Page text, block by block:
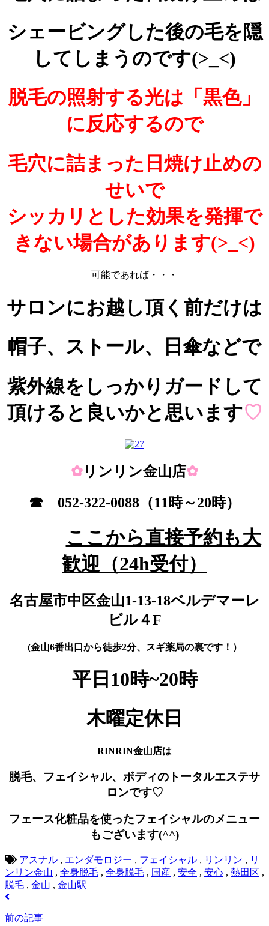
シェービングした後の毛を隠
してしまうのです(>_<)
脱毛の照射する光は「黒色」
に反応するので
毛穴に詰まった日焼け止めの
せいで
シッカリとした効果を発揮で
きない場合があります(>_<)
可能であれば・・・
サロンにお越し頂く前だけは
帽子、ストール、日傘などで
紫外線をしっかりガードして
頂けると良いかと思います♡
✿リンリン金山店✿
☎ 052-322-0088 （11時～20時）
ここから直接予約も大
歓迎（24h受付）
名古屋市中区金山1-13-18ベルデマーレ
ビル４F
(金山6番出口から徒歩2分、スギ薬局の裏です！）
平日10時~20時
木曜定休日
RINRIN金山店は
脱毛、フェイシャル、ボディのトータルエステサ
ロンです♡
フェース化粧品を使ったフェイシャルのメニュー
もございます(^^)
アスナル , エンダモロジー , フェイシャル , リンリン , リ
ンリン金山 , 全身脱毛 , 全身脱毛 , 国産 , 安全 , 安心 , 熱田区 ,
脱毛 , 金山 , 金山駅
前の記事